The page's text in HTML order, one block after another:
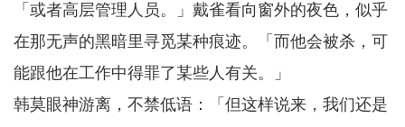
「或者高层管理人员。」戴雀看向窗外的夜色，似乎
在那无声的黑暗里寻觅某种痕迹。「而他会被杀，可
能跟他在工作中得罪了某些人有关。」
韩莫眼神游离，不禁低语：「但这样说来，我们还是